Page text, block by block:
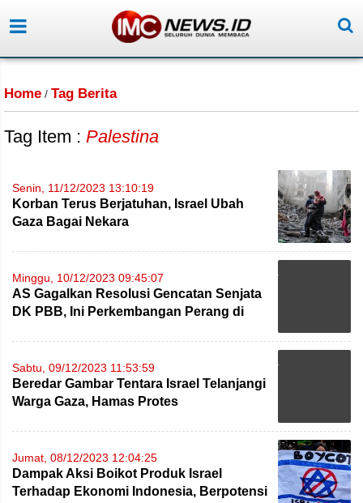
Home / Tag Berita
Tag Item : Palestina
Senin, 11/12/2023 13:10:19
Korban Terus Berjatuhan, Israel Ubah
Gaza Bagai Nekara
Minggu, 10/12/2023 09:45:07
AS Gagalkan Resolusi Gencatan Senjata
DK PBB, Ini Perkembangan Perang di
Sabtu, 09/12/2023 11:53:59
Beredar Gambar Tentara Israel Telanjangi
Warga Gaza, Hamas Protes
Jumat, 08/12/2023 12:04:25
Dampak Aksi Boikot Produk Israel
Terhadap Ekonomi Indonesia, Berpotensi